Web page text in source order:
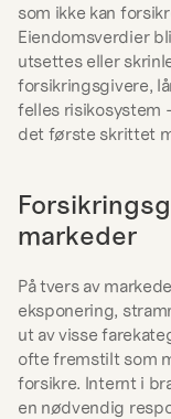
som ikke kan
Eiendomsverdier
utsettes eller
forsikringsgivere,
felles risikosystem
det første skrittet
markeder
På tvers av
eksponering,
ut av visse
ofte fremstilt som
forsikre. Internt i
en nødvendig